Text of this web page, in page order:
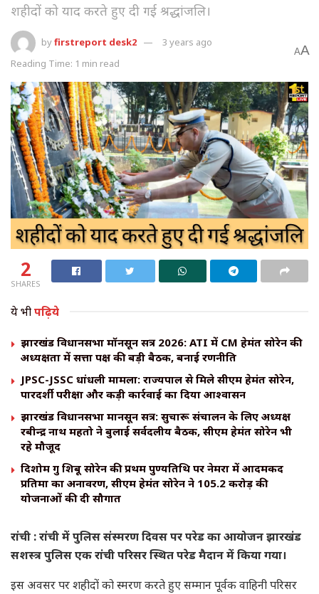
शहीदों को याद करते हुए दी गई श्रद्धांजलि।
byfirstreport desk2
3 years ago
Reading Time: 1 min read
AA
2
SHARES
ये भीपढ़िये
झारखंड विधानसभा मॉनसून सत्र 2026: ATI में CM हेमंत सोरेन की
अध्यक्षता में सत्ता पक्ष की बड़ी बैठक, बनाई रणनीति
JPSC-JSSC धांधली मामला: राज्यपाल से मिले सीएम हेमंत सोरेन,
पारदर्शी परीक्षा और कड़ी कार्रवाई का दिया आश्वासन
झारखंड विधानसभा मानसून सत्र: सुचारू संचालन के लिए अध्यक्ष
रबीन्द्र नाथ महतो ने बुलाई सर्वदलीय बैठक, सीएम हेमंत सोरेन भी
रहे मौजूद
दिशोम गुरु शिबू सोरेन की प्रथम पुण्यतिथि पर नेमरा में आदमकद
प्रतिमा का अनावरण, सीएम हेमंत सोरेन ने 105.2 करोड़ की
योजनाओं की दी सौगात
रांची : रांची में पुलिस संस्मरण दिवस पर परेड का आयोजन झारखंड
सशस्त्र पुलिस एक रांची परिसर स्थित परेड मैदान में किया गया।
इस अवसर पर शहीदों को स्मरण करते हुए सम्मान पूर्वक वाहिनी परिसर